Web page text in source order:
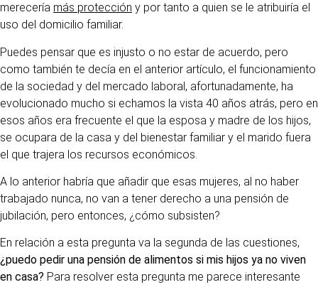
merecería más protección y por tanto a quien se le atribuiría el
uso del domicilio familiar.
Puedes pensar que es injusto o no estar de acuerdo, pero
como también te decía en el anterior artículo, el funcionamiento
de la sociedad y del mercado laboral, afortunadamente, ha
evolucionado mucho si echamos la vista 40 años atrás, pero en
esos años era frecuente el que la esposa y madre de los hijos,
se ocupara de la casa y del bienestar familiar y el marido fuera
el que trajera los recursos económicos.
A lo anterior habría que añadir que esas mujeres, al no haber
trabajado nunca, no van a tener derecho a una pensión de
jubilación, pero entonces, ¿cómo subsisten?
En relación a esta pregunta va la segunda de las cuestiones,
¿puedo pedir una pensión de alimentos si mis hijos ya no viven
en casa? Para resolver esta pregunta me parece interesante